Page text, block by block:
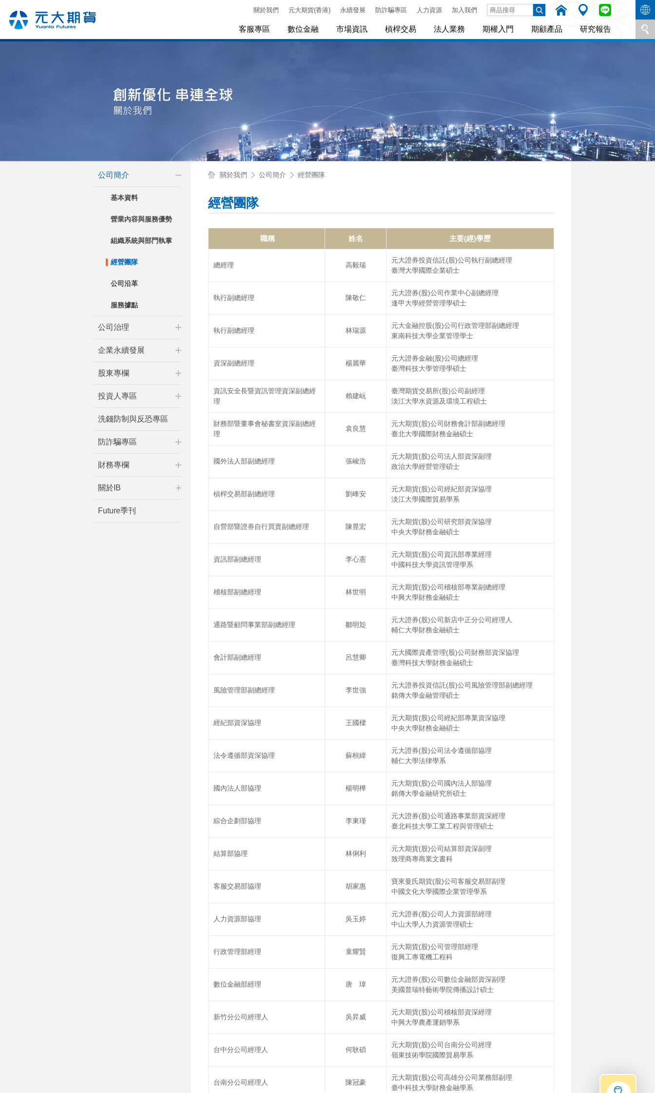
關於我們 元大期貨(香港) 永續發展 防詐騙專區 人力資源 加入我們
客服專區 數位金融 市場資訊 槓桿交易 法人業務 期權入門 期顧產品 研究報告
公司簡介
基本資料
營業內容與服務優勢
組織系統與部門執掌
經營團隊
公司沿革
服務據點
公司治理
企業永續發展
股東專欄
投資人專區
洗錢防制與反恐專區
防詐騙專區
財務專欄
關於IB
Future季刊
關於我們 公司簡介 經營團隊
經營團隊
職稱 姓名 主要(經)學歷
總經理 高毅瑞
元大證券投資信託(股)公司執行副總經理
臺灣大學國際企業碩士
執行副總經理 陳敬仁
元大證券(股)公司作業中心副總經理
逢甲大學經營管理學碩士
執行副總經理 林瑞源
元大金融控股(股)公司行政管理部副總經理
東南科技大學企業管理學士
資深副總經理 楊麗華
元大證券金融(股)公司總經理
臺灣科技大學管理學碩士
資訊安全長暨資訊管理資深副總經
理
賴建岏
臺灣期貨交易所(股)公司副經理
淡江大學水資源及環境工程碩士
財務部暨董事會秘書室資深副總經
理
袁良慧
元大期貨(股)公司財務會計部副總經理
臺北大學國際財務金融碩士
國外法人部副總經理 張峻浩
元大期貨(股)公司法人部資深副理
政治大學經營管理碩士
槓桿交易部副總經理 劉峰安
元大期貨(股)公司經紀部資深協理
淡江大學國際貿易學系
自營部暨證券自行買賣副總經理 陳昱宏
元大期貨(股)公司研究部資深協理
中央大學財務金融碩士
資訊部副總經理 李心憲
元大期貨(股)公司資訊部專業經理
中國科技大學資訊管理學系
稽核部副總經理 林世明
元大期貨(股)公司稽核部專業副總經理
中興大學財務金融碩士
通路暨顧問事業部副總經理 鄒明彣
元大證券(股)公司新店中正分公司經理人
輔仁大學財務金融碩士
會計部副總經理 呂慧卿
元大國際資產管理(股)公司財務部資深協理
臺灣科技大學財務金融碩士
風險管理部副總經理 李世強
元大證券投資信託(股)公司風險管理部副總經理
銘傳大學金融管理碩士
經紀部資深協理 王國樑
元大期貨(股)公司經紀部專業資深協理
中央大學財務金融碩士
法令遵循部資深協理 蘇桓緯
元大證券(股)公司法令遵循部協理
輔仁大學法律學系
國內法人部協理 楊明樺
元大期貨(股)公司國內法人部協理
銘傳大學金融研究所碩士
綜合企劃部協理 李東瑾
元大證券(股)公司通路事業部資深經理
臺北科技大學工業工程與管理碩士
結算部協理 林俐利
元大期貨(股)公司結算部資深副理
致理商專商業文書科
客服交易部協理 胡家惠
寶來曼氏期貨(股)公司客服交易部副理
中國文化大學國際企業管理學系
人力資源部協理 吳玉婷
元大證券(股)公司人力資源部經理
中山大學人力資源管理碩士
行政管理部經理 童耀賢
元大期貨(股)公司管理部經理
復興工專電機工程科
數位金融部經理 唐 瑋
元大證券(股)公司數位金融部資深副理
美國普瑞特藝術學院傳播設計碩士
新竹分公司經理人 吳昇威
元大期貨(股)公司稽核部資深經理
中興大學農產運銷學系
台中分公司經理人 何耿碩
元大期貨(股)公司台南分公司經理
嶺東技術學院國際貿易學系
台南分公司經理人 陳冠豪
元大期貨(股)公司高雄分公司業務部副理
臺中科技大學財務金融學系